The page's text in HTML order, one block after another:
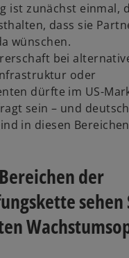
ist zunächst einmal,
dass sie
wünschen.
bei
oder
dürfte im US-
sein – und
in diesen
der
sehen